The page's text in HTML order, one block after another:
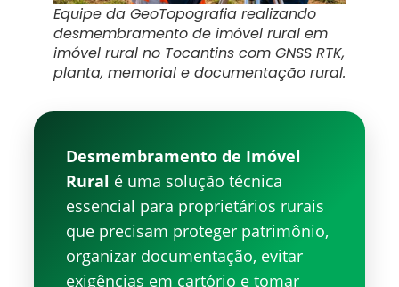
Equipe da GeoTopografia realizando
desmembramento de imóvel rural em
imóvel rural no Tocantins com GNSS RTK,
planta, memorial e documentação rural.
Desmembramento de Imóvel
Rural é uma solução técnica
essencial para proprietários rurais
que precisam proteger patrimônio,
organizar documentação, evitar
exigências em cartório e tomar